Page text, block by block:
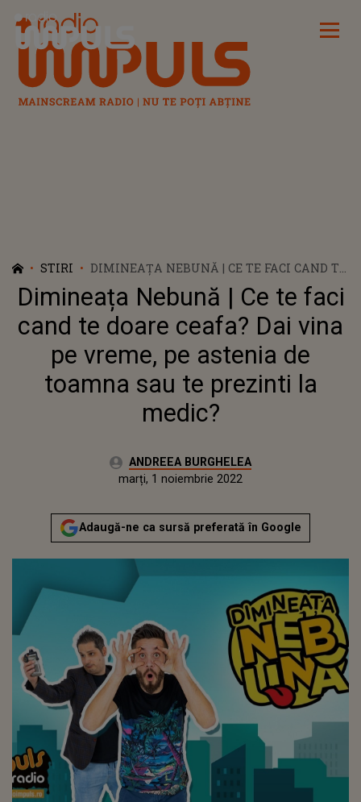
Radio Impuls
STIRI
DIMINEAȚA NEBUNĂ | CE TE FACI CAND TE
DOARE CEAFA? DAI VINA PE VREME, PE
ASTENIA DE TOAMNA SAU TE PREZINTI
LA MEDIC?
Dimineața Nebună | Ce te faci
cand te doare ceafa? Dai vina
pe vreme, pe astenia de
toamna sau te prezinti la
medic?
Autor:ANDREEA BURGHELEA
luni, 1 noiembrie 2021Actualizat:
marți, 1 noiembrie 2022
Adaugă-ne ca sursă preferată în Google